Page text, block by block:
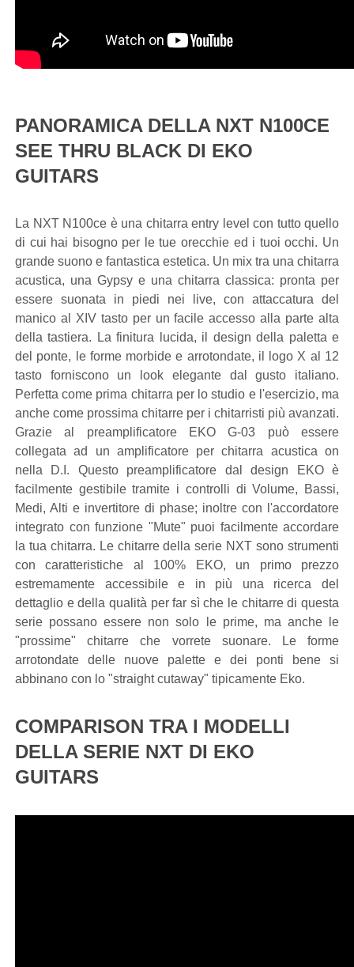
PANORAMICA DELLA NXT N100CE
SEE THRU BLACK DI EKO
GUITARS
La NXT N100ce è una chitarra entry level con tutto quello
di cui hai bisogno per le tue orecchie ed i tuoi occhi. Un
grande suono e fantastica estetica. Un mix tra una chitarra
acustica, una Gypsy e una chitarra classica: pronta per
essere suonata in piedi nei live, con attaccatura del
manico al XIV tasto per un facile accesso alla parte alta
della tastiera. La finitura lucida, il design della paletta e
del ponte, le forme morbide e arrotondate, il logo X al 12
tasto forniscono un look elegante dal gusto italiano.
Perfetta come prima chitarra per lo studio e l'esercizio, ma
anche come prossima chitarre per i chitarristi più avanzati.
Grazie al preamplificatore EKO G-03 può essere
collegata ad un amplificatore per chitarra acustica on
nella D.I. Questo preamplificatore dal design EKO è
facilmente gestibile tramite i controlli di Volume, Bassi,
Medi, Alti e invertitore di phase; inoltre con l'accordatore
integrato con funzione "Mute" puoi facilmente accordare
la tua chitarra. Le chitarre della serie NXT sono strumenti
con caratteristiche al 100% EKO, un primo prezzo
estremamente accessibile e in più una ricerca del
dettaglio e della qualità per far sì che le chitarre di questa
serie possano essere non solo le prime, ma anche le
"prossime" chitarre che vorrete suonare. Le forme
arrotondate delle nuove palette e dei ponti bene si
abbinano con lo "straight cutaway" tipicamente Eko.
COMPARISON TRA I MODELLI
DELLA SERIE NXT DI EKO
GUITARS